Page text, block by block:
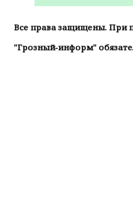
Все права защищены. При
"Грозный-информ"